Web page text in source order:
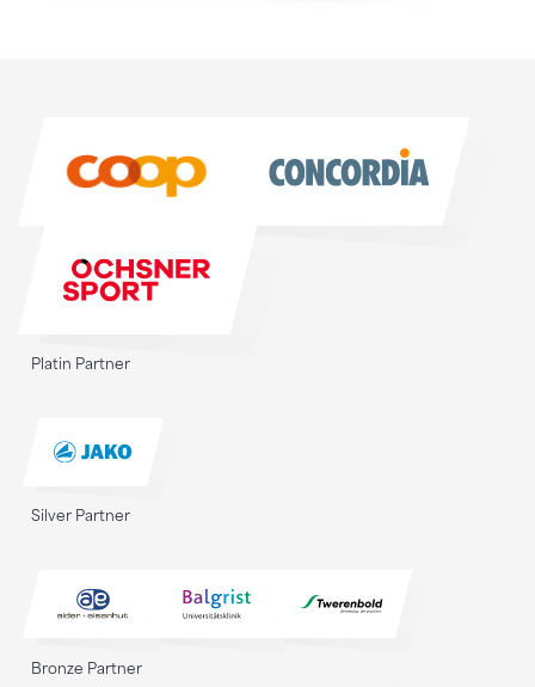
Platin Partner
Silver Partner
Bronze Partner